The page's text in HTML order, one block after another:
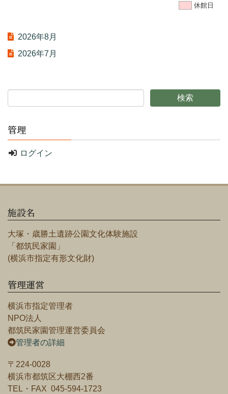
休館日
2026年8月
2026年7月
管理
ログイン
施設名
大塚・歳勝土遺跡公園文化体験施設
「都筑民家園」
(横浜市指定有形文化財)
管理運営
横浜市指定管理者
NPO法人
都筑民家園管理運営委員会
管理者の詳細
〒224-0028
横浜市都筑区大棚西2番
TEL・FAX 045-594-1723